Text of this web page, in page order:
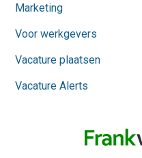
Marketing
Voor werkgevers
Vacature plaatsen
Vacature Alerts